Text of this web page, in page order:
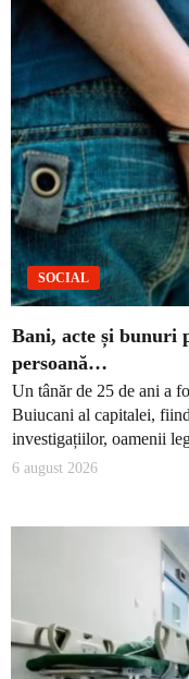
SOCIAL
Bani, acte și bunuri
persoană…
Un tânăr de 25 de ani a
Buiucani al capitalei,
investigațiilor, oamenii
6 august 2026